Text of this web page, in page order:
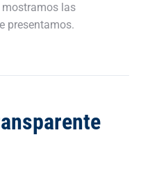
las
presentamos.